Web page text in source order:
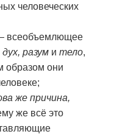
человеческих
всеобъемлющее
дух, разум и тело,
образом они
же причина,
же всё это